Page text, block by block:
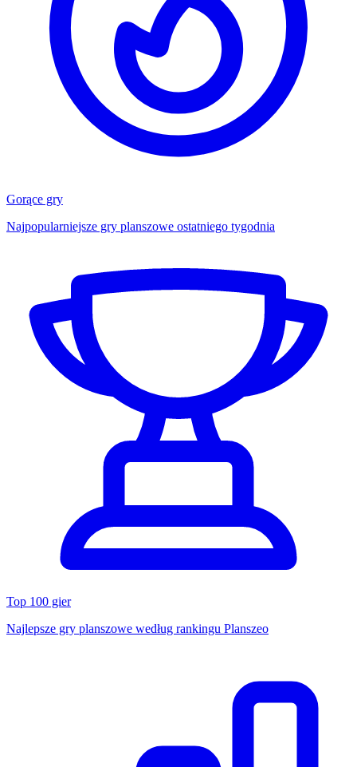
Gorące gry
Najpopularniejsze gry planszowe ostatniego tygodnia
Top 100 gier
Najlepsze gry planszowe według rankingu Planszeo